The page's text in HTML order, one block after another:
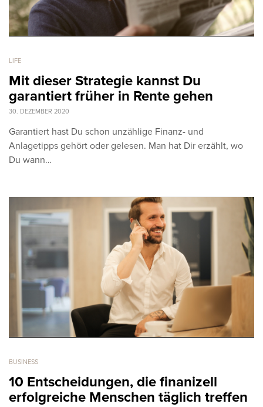
LIFE
Mit dieser Strategie kannst Du
garantiert früher in Rente gehen
30. DEZEMBER 2020
Garantiert hast Du schon unzählige Finanz- und
Anlagetipps gehört oder gelesen. Man hat Dir erzählt, wo
Du wann…
BUSINESS
10 Entscheidungen, die finanizell
erfolgreiche Menschen täglich treffen